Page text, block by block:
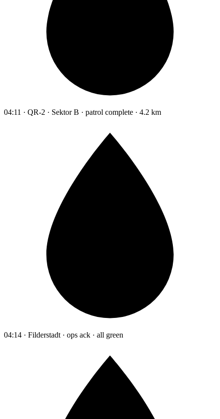
04:11 · QR-2 · Sektor B · patrol complete · 4.2 km
04:14 · Filderstadt · ops ack · all green